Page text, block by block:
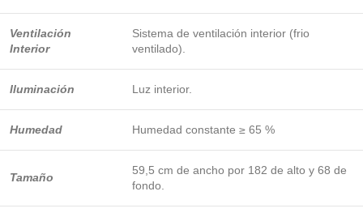
Ventilación
Interior
Sistema de ventilación interior (frio
ventilado).
Iluminación Luz interior.
Humedad Humedad constante ≥ 65 %
Tamaño
59,5 cm de ancho por 182 de alto y 68 de
fondo.